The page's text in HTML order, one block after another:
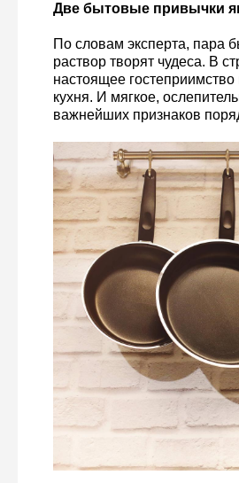
Две бытовые привычки
По словам эксперта, пара
раствор творят чудеса. В
настоящее
кухня. И мягкое,
важнейших признаков